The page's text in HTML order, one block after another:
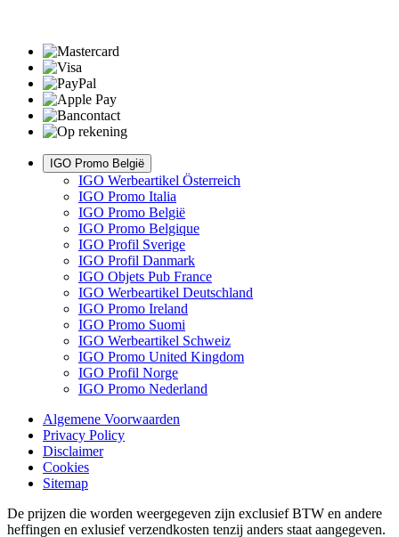
IGO Promo België
IGO Werbeartikel Österreich
IGO Promo Italia
IGO Promo België
IGO Promo Belgique
IGO Profil Sverige
IGO Profil Danmark
IGO Objets Pub France
IGO Werbeartikel Deutschland
IGO Promo Ireland
IGO Promo Suomi
IGO Werbeartikel Schweiz
IGO Promo United Kingdom
IGO Profil Norge
IGO Promo Nederland
Algemene Voorwaarden
Privacy Policy
Disclaimer
Cookies
Sitemap
De prijzen die worden weergegeven zijn exclusief BTW en andere
heffingen en exlusief verzendkosten tenzij anders staat aangegeven.